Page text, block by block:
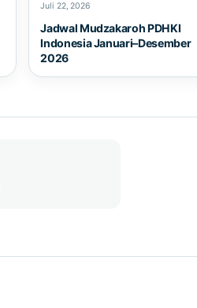
Juli 22, 2026
Jadwal Mudzakaroh PDHKI
Indonesia Januari–Desember
2026